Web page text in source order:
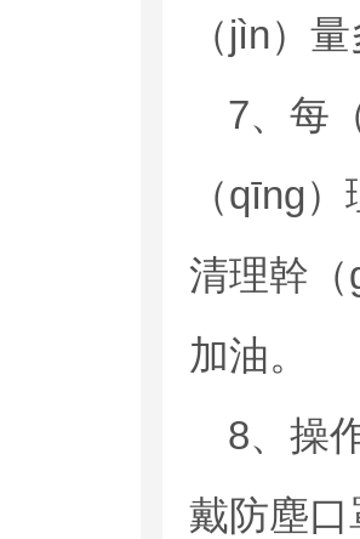
（jìn）
7、每
（qīng
清理幹
加油。
8、操
戴防塵